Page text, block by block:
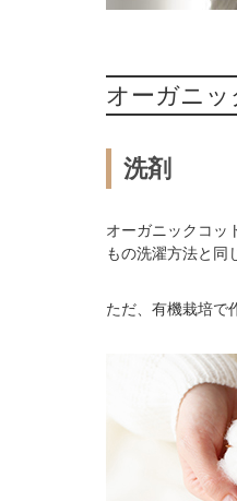
オーガニ
洗剤
オーガニックコッ
もの洗濯方法と同
ただ、有機栽培で